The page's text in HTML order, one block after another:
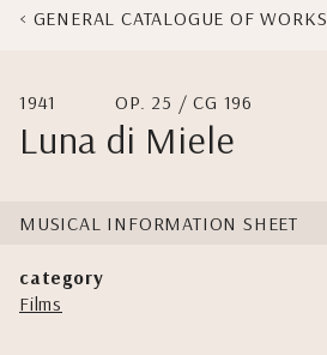
GENERAL CATALOGUE OF WORKS
1941 OP. 25 / CG 196
Luna di Miele
MUSICAL INFORMATION SHEET
category
Films